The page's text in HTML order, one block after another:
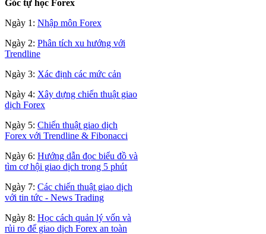
Góc tự học Forex
Ngày 1: Nhập môn Forex
Ngày 2: Phân tích xu hướng với
Trendline
Ngày 3: Xác định các mức cản
Ngày 4: Xây dựng chiến thuật giao
dịch Forex
Ngày 5: Chiến thuật giao dịch
Forex với Trendline & Fibonacci
Ngày 6: Hướng dẫn đọc biểu đồ và
tìm cơ hội giao dịch trong 5 phút
Ngày 7: Các chiến thuật giao dịch
với tin tức - News Trading
Ngày 8: Học cách quản lý vốn và
rủi ro để giao dịch Forex an toàn